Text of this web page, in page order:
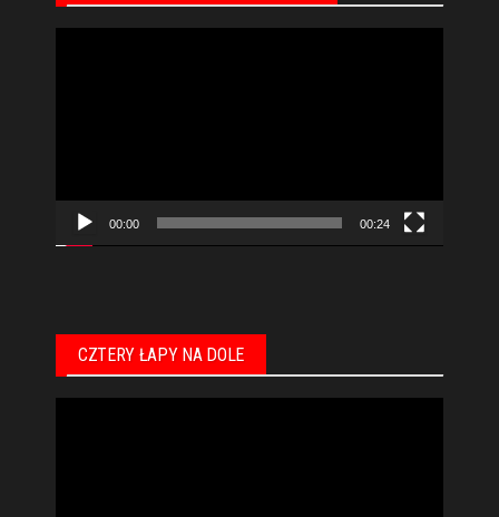
00:00 00:24
CZTERY ŁAPY NA DOLE